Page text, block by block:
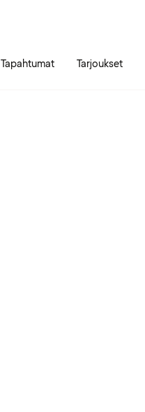
Tapahtumat Tarjoukset